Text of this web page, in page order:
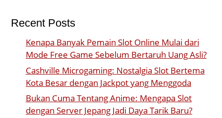
Recent Posts
Kenapa Banyak Pemain Slot Online Mulai dari
Mode Free Game Sebelum Bertaruh Uang Asli?
Cashville Microgaming: Nostalgia Slot Bertema
Kota Besar dengan Jackpot yang Menggoda
Bukan Cuma Tentang Anime: Mengapa Slot
dengan Server Jepang Jadi Daya Tarik Baru?